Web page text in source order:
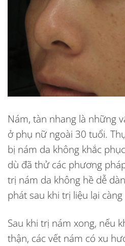
Nám, tàn nhang là những
ở phụ nữ ngoài 30 tuổi.
bị nám da không khắc
dù đã thử các phương
trị nám da không hề dễ
phát sau khi trị liệu lại
Sau khi trị nám xong, nếu
thận, các vết nám có xu